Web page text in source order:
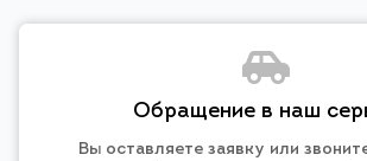
Обращение в наш
Вы оставляете заявку или